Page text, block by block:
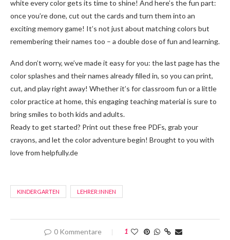
white every color gets its time to shine! And here’s the fun part:
once you’re done, cut out the cards and turn them into an
exciting memory game! It’s not just about matching colors but
remembering their names too – a double dose of fun and learning.
And don’t worry, we’ve made it easy for you: the last page has the
color splashes and their names already filled in, so you can print,
cut, and play right away! Whether it’s for classroom fun or a little
color practice at home, this engaging teaching material is sure to
bring smiles to both kids and adults.
Ready to get started? Print out these free PDFs, grab your
crayons, and let the color adventure begin! Brought to you with
love from helpfully.de
KINDERGARTEN LEHRER:INNEN
0 Kommentare 1